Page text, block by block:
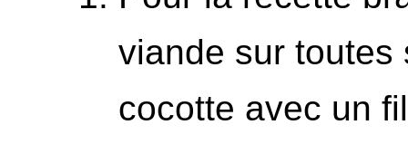
viande sur toutes
cocotte avec un